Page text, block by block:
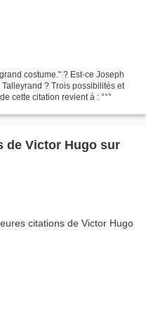
costume." ? Est-ce Joseph
? Trois possibilités et
cette citation revient à : °°°
de Victor Hugo sur